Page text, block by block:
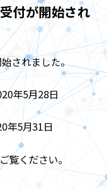
付が開始され
されました。
年5月28日
年5月31日
覧ください。